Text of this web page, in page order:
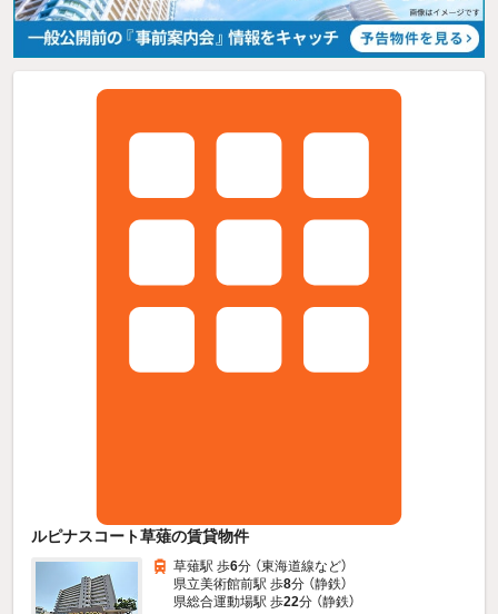
ルピナスコート草薙の賃貸物件
草薙駅 歩6分 （東海道線など）
県立美術館前駅 歩8分 （静鉄）
県総合運動場駅 歩22分 （静鉄）